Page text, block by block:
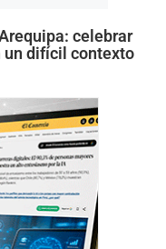
celebrar
un difícil contexto